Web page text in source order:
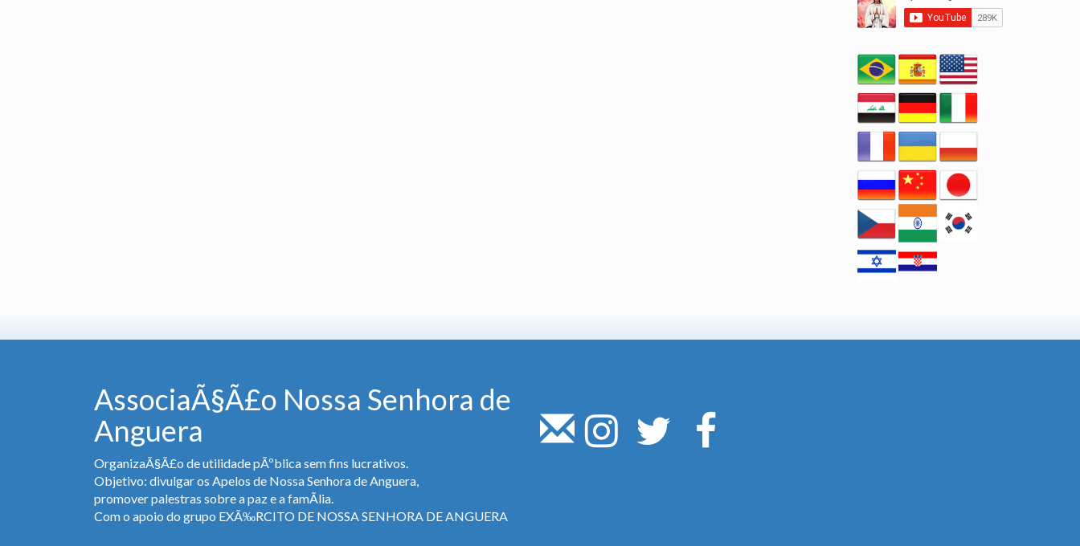
AssociaÃ§Ã£o Nossa Senhora de
Anguera
OrganizaÃ§Ã£o de utilidade pÃºblica sem fins lucrativos.
Objetivo: divulgar os Apelos de Nossa Senhora de Anguera,
promover palestras sobre a paz e a famÃ­lia.
Com o apoio do grupo EXÃ‰RCITO DE NOSSA SENHORA DE ANGUERA